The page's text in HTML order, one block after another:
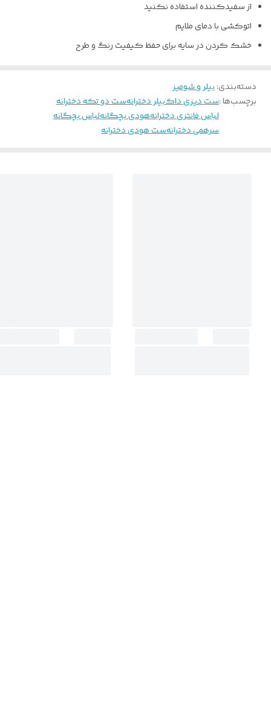
از سفیدکننده استفاده نکنید
اتوکشی با دمای ملایم
خشک کردن در سایه برای حفظ کیفیت رنگ و طرح
دسته‌بندی:بیلر و شومیز
برچسب‌ها :ست دیزی داکبیلر دخترانهست دو تکه دخترانه
لباس فانتزی دخترانههودی بچگانهلباس بچگانه
سرهمی دخترانهست هودی دخترانه